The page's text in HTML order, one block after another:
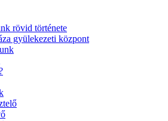
rövid története
gyülekezeti központ